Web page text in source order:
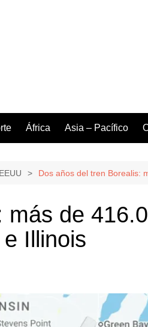
África Asia – Pacífico
Dos años del tren Borealis:
más de
Illinois